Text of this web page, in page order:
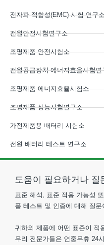
전자파 적합성(EMC) 시험 연구
전원안전시험연구소
조명제품 안전시험소
전원공급장치 에너지효율시험연
조명제품 에너지효율시험소
조명제품 성능시험연구소
가전제품용 배터리 시험소
전원 배터리 테스트 연구소
도움이 필요하거나 질
표준 해석, 표준 적용 가능성
품 테스트 및 인증에 대해 질문
귀하의 제품에 어떤 표준이 적
우리 전문가들은 연중무휴 24